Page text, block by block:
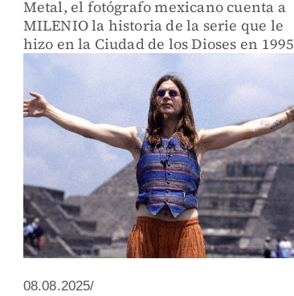
Metal, el fotógrafo mexicano cuenta a
MILENIO la historia de la serie que le
hizo en la Ciudad de los Dioses en 1995
08.08.2025/